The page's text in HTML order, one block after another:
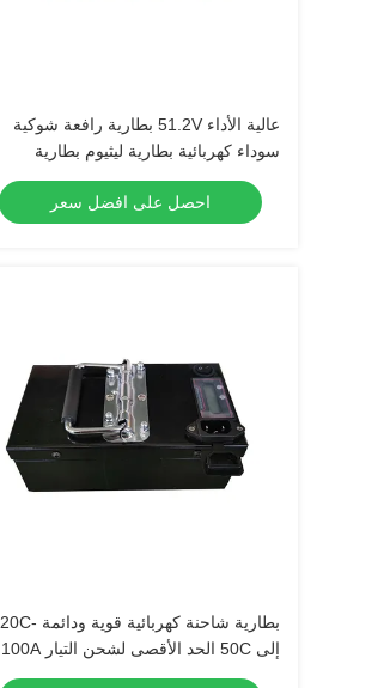
عالية الأداء 51.2V بطارية رافعة شوكية
سوداء كهربائية بطارية ليثيوم بطارية
LiFePO4
احصل على افضل سعر
بطارية شاحنة كهربائية قوية ودائمة -20C
إلى 50C الحد الأقصى لشحن التيار 100A